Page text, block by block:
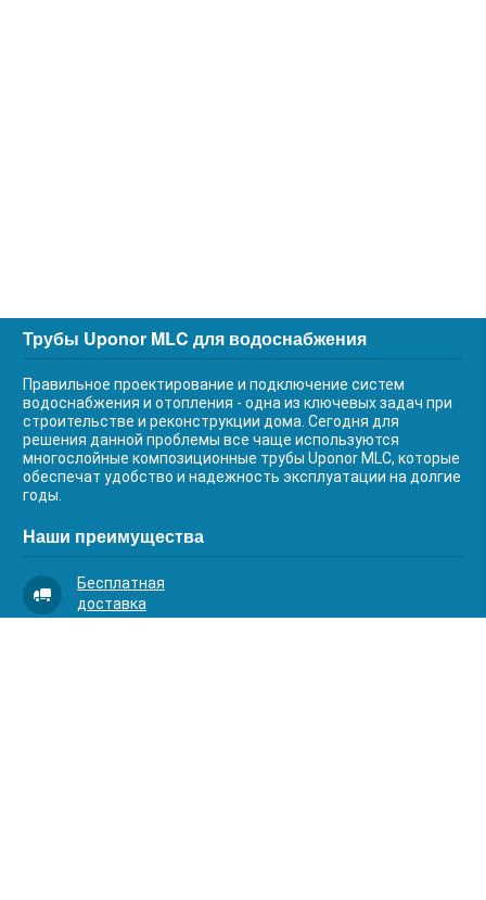
Трубы Uponor MLC для водоснабжения
Правильное проектирование и подключение систем
водоснабжения и отопления - одна из ключевых задач при
строительстве и реконструкции дома. Сегодня для
решения данной проблемы все чаще используются
многослойные композиционные трубы Uponor MLC, которые
обеспечат удобство и надежность эксплуатации на долгие
годы.
Наши преимущества
Бесплатная
доставка